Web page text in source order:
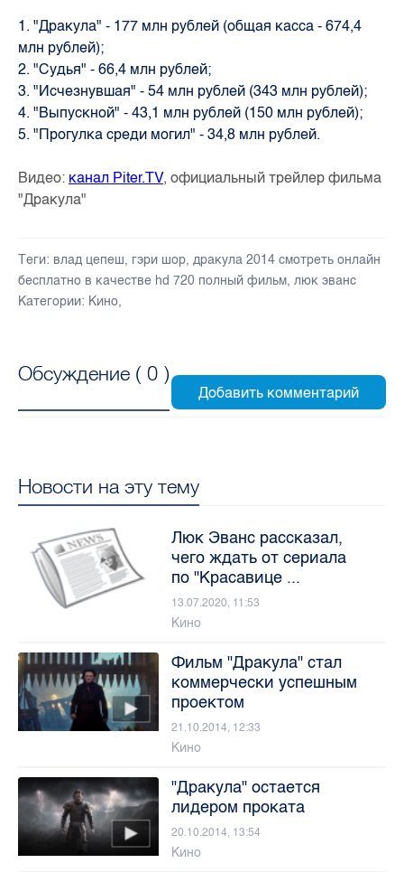
1. "Дракула" - 177 млн рублей (общая касса - 674,4
млн рублей);
2. "Судья" - 66,4 млн рублей;
3. "Исчезнувшая" - 54 млн рублей (343 млн рублей);
4. "Выпускной" - 43,1 млн рублей (150 млн рублей);
5. "Прогулка среди могил" - 34,8 млн рублей.
Видео: канал Piter.TV, официальный трейлер фильма
"Дракула"
Теги: влад цепеш, гэри шор, дракула 2014 смотреть онлайн
бесплатно в качестве hd 720 полный фильм, люк эванс
Категории: Кино,
Обсуждение ( 0 )
Новости на эту тему
Люк Эванс рассказал,
чего ждать от сериала
по "Красавице ...
13.07.2020, 11:53
Кино
Фильм "Дракула" стал
коммерчески успешным
проектом
21.10.2014, 12:33
Кино
"Дракула" остается
лидером проката
20.10.2014, 13:54
Кино